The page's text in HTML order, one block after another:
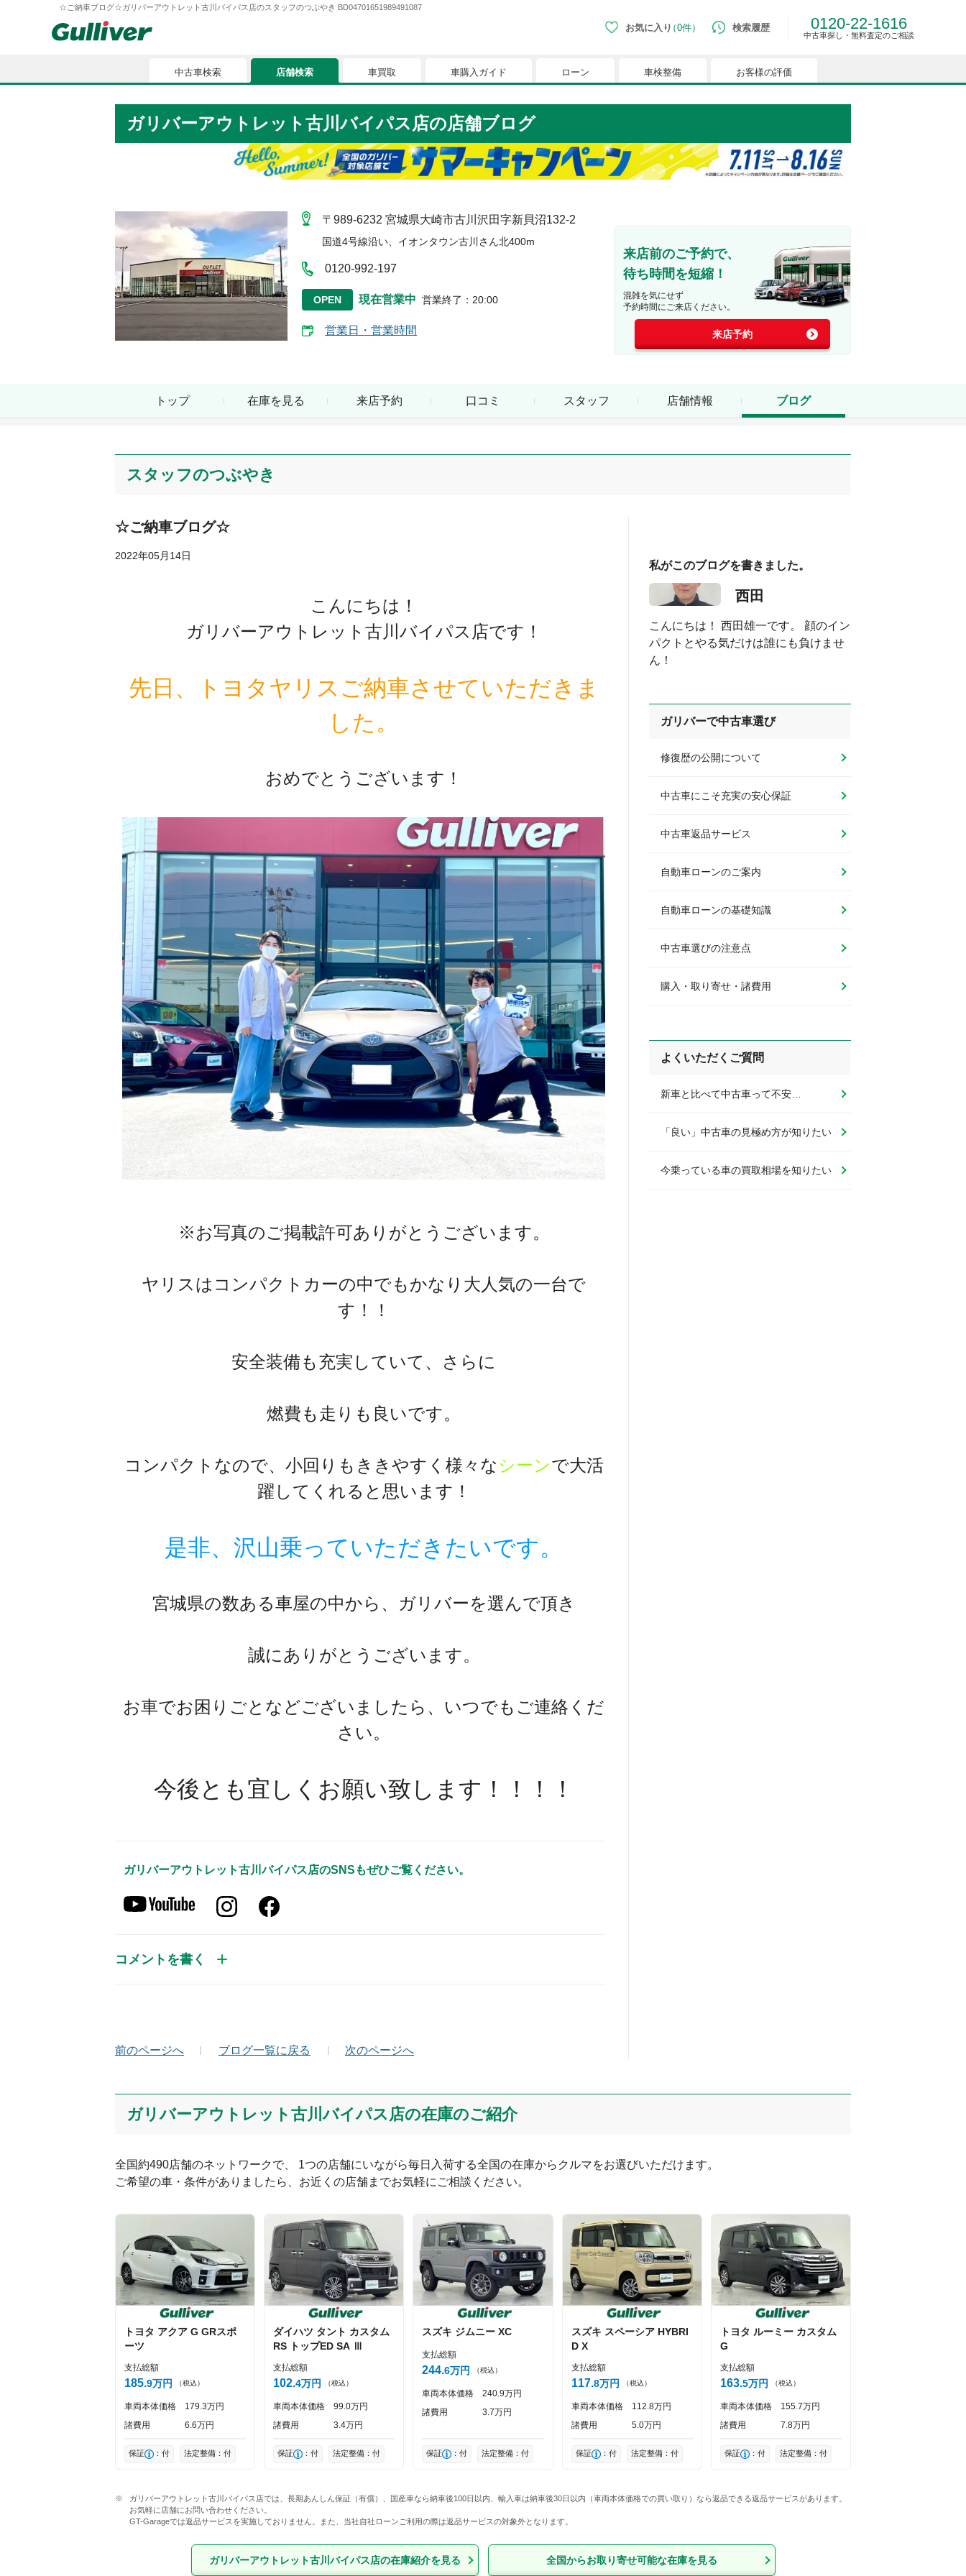
☆ご納車ブログ☆ガリバーアウトレット古川バイパス店のスタッフのつぶやき BD04701651989491087
お気に入り 0件
中古車検索
車検整備
お客様の評価
現在、お気に入りに登録されているおクルマはございません。
お気に入りに登録すると、あなただけのお気に入りのクルマリストでいつでも簡単に比較ができるようになります。
※「お気に入り」の登録を可能にするためにCookie機能を有効にしてください。
検索履歴 0120-22-1616
中古車探し・無料査定のご相談
中古車検索 店舗検索 車買取 車購入ガイド ローン 車検整備 お客様の評価
ガリバーアウトレット古川バイパス店の店舗ブログ
〒989-6232 宮城県大崎市古川沢田字新貝沼132-2
国道4号線沿い、イオンタウン古川さん北400m
0120-992-197
OPEN 現在営業中 営業終了 ： 20:00
営業日・営業時間
来店前のご予約で、
待ち時間を短縮！
混雑を気にせず
予約時間にご来店ください。
来店予約
トップ 在庫を見る 来店予約 口コミ スタッフ 店舗情報 ブログ
スタッフのつぶやき
☆ご納車ブログ☆
2022年05月14日
こんにちは！
ガリバーアウトレット古川バイパス店です！
先日、トヨタヤリスご納車させていただきま
した。
おめでとうございます！
※お写真のご掲載許可ありがとうございます。
ヤリスはコンパクトカーの中でもかなり大人気の一台で
す！！
安全装備も充実していて、さらに
燃費も走りも良いです。
コンパクトなので、小回りもききやすく様々なシーンで大活
躍してくれると思います！
是非、沢山乗っていただきたいです。
宮城県の数ある車屋の中から、ガリバーを選んで頂き
誠にありがとうございます。
お車でお困りごとなどございましたら、いつでもご連絡くだ
さい。
今後とも宜しくお願い致します！！！！
ガリバーアウトレット古川バイパス店のSNSもぜひご覧ください。
コメントを書く
Captcha
投稿する
前のページへ ブログ一覧に戻る 次のページへ
私がこのブログを書きました。
西田
こんにちは！ 西田雄一です。 顔のイン
パクトとやる気だけは誰にも負けませ
ん！
ガリバーで中古車選び
修復歴の公開について
中古車にこそ充実の安心保証
中古車返品サービス
自動車ローンのご案内
自動車ローンの基礎知識
中古車選びの注意点
購入・取り寄せ・諸費用
よくいただくご質問
新車と比べて中古車って不安…
「良い」中古車の見極め方が知りたい
今乗っている車の買取相場を知りたい
ガリバーアウトレット古川バイパス店の在庫のご紹介
全国約490店舗のネットワークで、 1つの店舗にいながら毎日入荷する全国の在庫からクルマをお選びいただけます。
ご希望の車・条件がありましたら、お近くの店舗までお気軽にご相談ください。
トヨタ アクア G GRスポ
ーツ
支払総額
185 9万円 （税込）
車両本体価格 179 3万円
諸費用
6 6万円
保証 ：付 法定整備：付
ダイハツ タント カスタム
RS トップED SA Ⅲ
支払総額
102 4万円 （税込）
車両本体価格 99 0万円
諸費用
3 4万円
保証 ：付 法定整備：付
スズキ ジムニー XC
支払総額
244 6万円 （税込）
車両本体価格 240 9万円
諸費用
3 7万円
保証 ：付 法定整備：付
スズキ スペーシア HYBRI
D X
支払総額
117 8万円 （税込）
車両本体価格 112 8万円
諸費用
5 0万円
保証 ：付 法定整備：付
トヨタ ルーミー カスタム
G
支払総額
163 5万円 （税込）
車両本体価格 155 7万円
諸費用
7 8万円
保証 ：付 法定整備：付
ガリバーアウトレット古川バイパス店では、長期あんしん保証（有償）、国産車なら納車後100日以内、輸入車は納車後30日以内（車両本体価格での買い取り）なら返品できる返品サービスがあります。
お気軽に店舗にお問い合わせください。
GT-Garageでは返品サービスを実施しておりません。また、当社自社ローンご利用の際は返品サービスの対象外となります。
ガリバーアウトレット古川バイパス店の在庫紹介を見る 全国からお取り寄せ可能な在庫を見る